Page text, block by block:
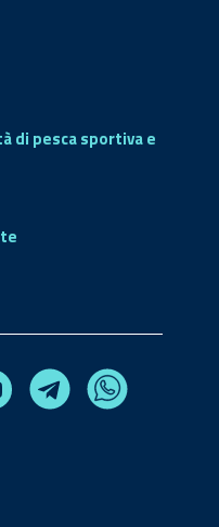
di pesca sportiva e
Youtube TelegramWhatsapp